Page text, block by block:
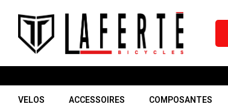
VELOS ACCESSOIRES COMPOSANTES